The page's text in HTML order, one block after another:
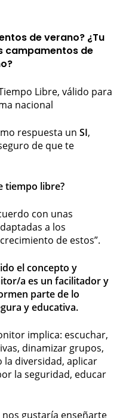
de verano? ¿Tu
campamentos de
Libre, válido para
nacional
respuesta un SI,
de que te
tiempo libre?
con unas
a los
de estos”.
el concepto y
a es un facilitador y
parte de lo
y educativa.
implica: escuchar,
dinamizar grupos,
la diversidad, aplicar
la seguridad, educar
gustaría enseñarte